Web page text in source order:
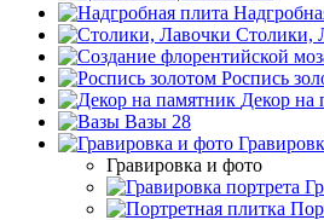
Столики,
Роспись
Декор на
Вазы 28
Гравировка и фото